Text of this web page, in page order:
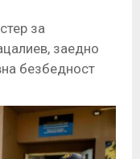
за
заедно
безбедност